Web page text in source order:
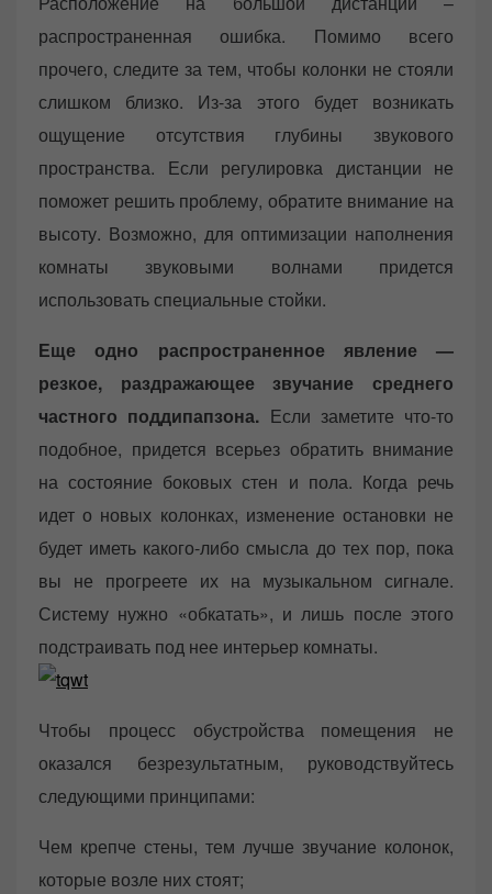
распространенная ошибка. Помимо всего
прочего, следите за тем, чтобы колонки не стояли
слишком близко. Из-за этого будет возникать
ощущение отсутствия глубины звукового
пространства. Если регулировка дистанции не
поможет решить проблему, обратите внимание на
высоту. Возможно, для оптимизации наполнения
комнаты звуковыми волнами придется
использовать специальные стойки.
Еще одно распространенное явление —
резкое, раздражающее звучание среднего
частного поддипапзона. Если заметите что-то
подобное, придется всерьез обратить внимание
на состояние боковых стен и пола. Когда речь
идет о новых колонках, изменение остановки не
будет иметь какого-либо смысла до тех пор, пока
вы не прогреете их на музыкальном сигнале.
Систему нужно «обкатать», и лишь после этого
подстраивать под нее интерьер комнаты.
Чтобы процесс обустройства помещения не
оказался безрезультатным, руководствуйтесь
следующими принципами:
Чем крепче стены, тем лучше звучание колонок,
которые возле них стоят;